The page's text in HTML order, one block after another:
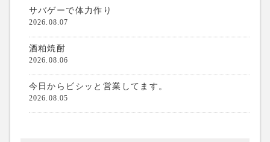
サバゲーで体力作り
2026.08.07
酒粕焼酎
2026.08.06
今日からビシッと営業してます。
2026.08.05